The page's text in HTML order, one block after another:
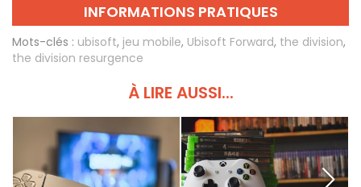
INFORMATIONS PRATIQUES
Mots-clés : ubisoft, jeu mobile, Ubisoft Forward, the division,
the division resurgence
À LIRE AUSSI...